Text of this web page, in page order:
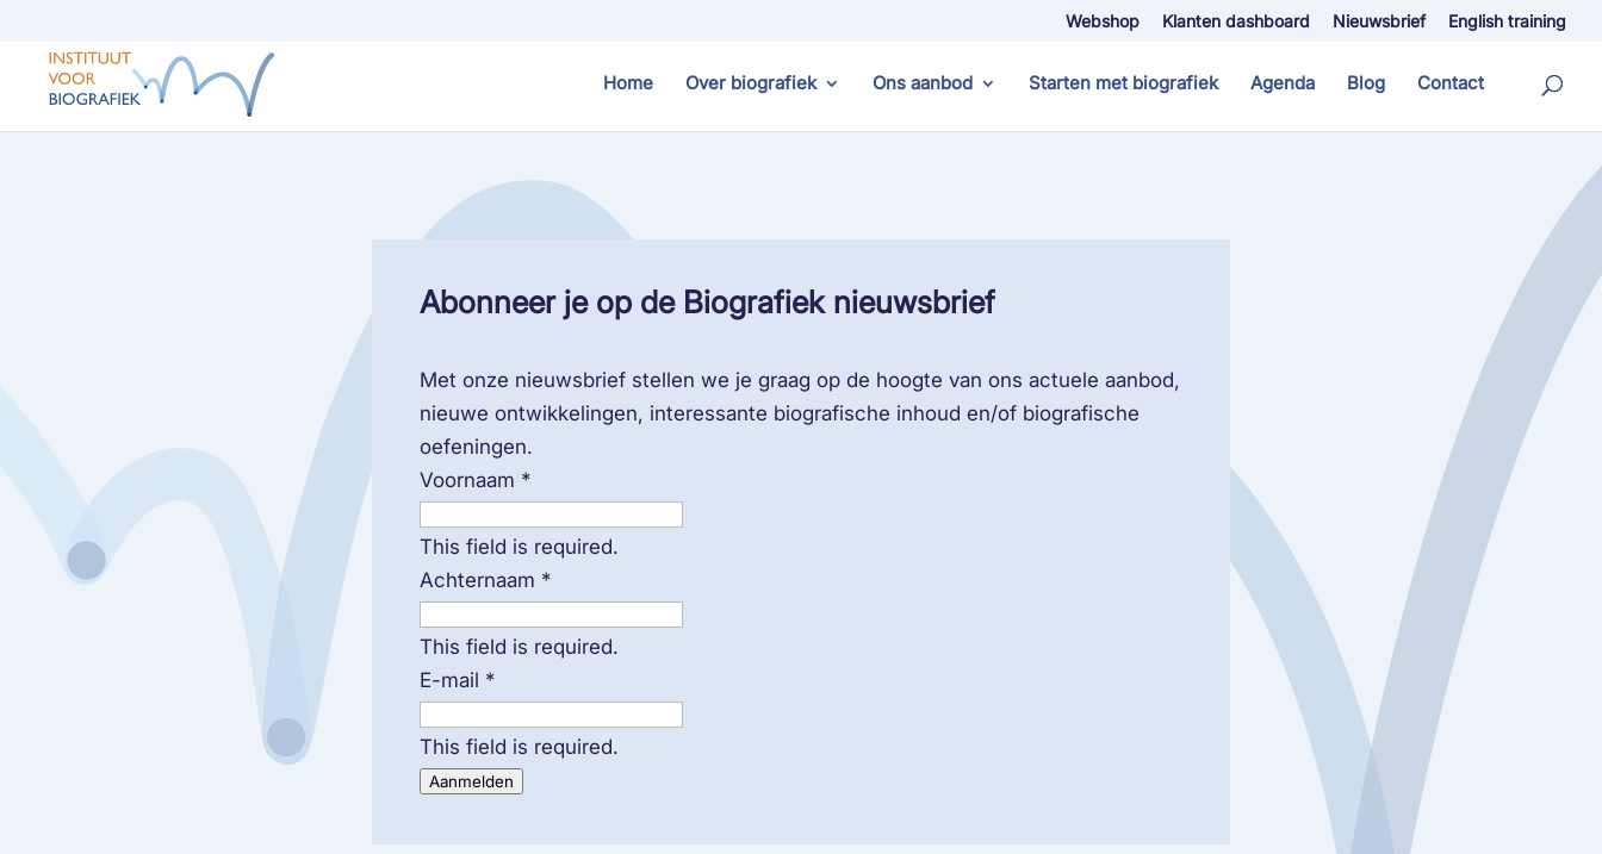
Webshop Klanten dashboard Nieuwsbrief English training
Home Over biografiek Ons aanbod Starten met biografiek Agenda Blog Contact
Abonneer je op de Biografiek nieuwsbrief
Met onze nieuwsbrief stellen we je graag op de hoogte van ons actuele aanbod,
nieuwe ontwikkelingen, interessante biografische inhoud en/of biografische
oefeningen.
Voornaam *
This field is required.
Achternaam *
This field is required.
E-mail *
This field is required.
Aanmelden